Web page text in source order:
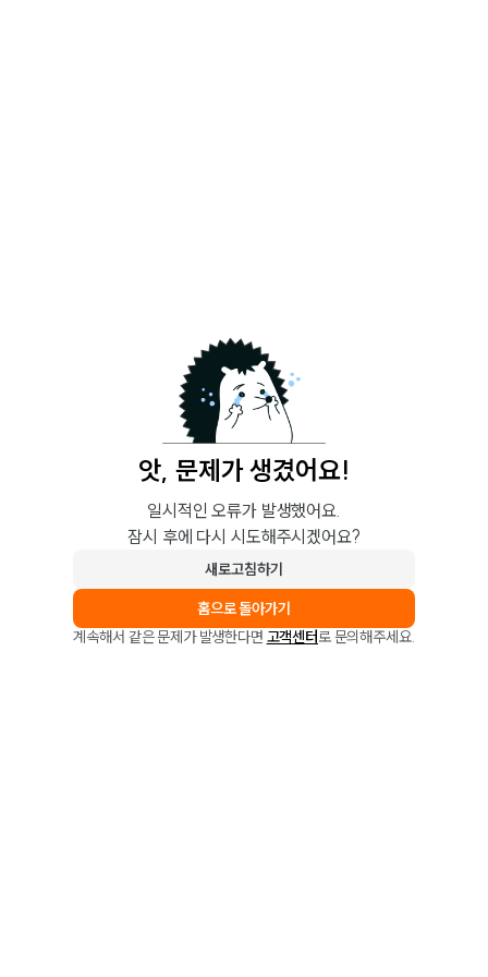
앗, 문제가 생겼어요!
일시적인 오류가 발생했어요.
잠시 후에 다시 시도해주시겠어요?
새로고침하기
홈으로 돌아가기
계속해서 같은 문제가 발생한다면 고객센터로 문의해주세요.